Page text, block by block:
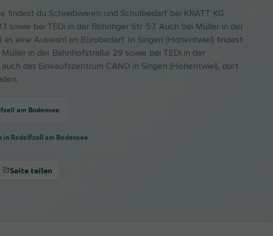
findest du Schreibwaren und Schulbedarf bei KRATT KG
sowie bei TEDi in der Böhringer Str. 57. Auch bei Müller in der
es eine Auswahl an Bürobedarf. In Singen (Hohentwiel) findest
in der Bahnhofstraße 29 sowie bei TEDi in der
auch das Einkaufszentrum CANO in Singen (Hohentwiel), dort
am Bodensee
Radolfzell am Bodensee
Seite teilen